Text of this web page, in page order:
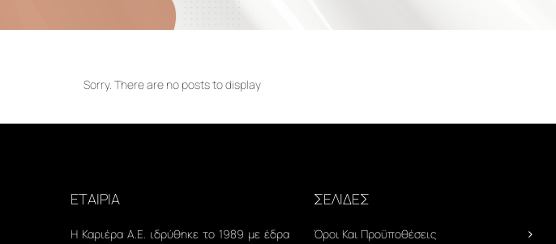
Sorry. There are no posts to display
ΕΤΑΙΡΙΑ
Η Καριέρα Α.Ε. ιδρύθηκε το 1989 με έδρα
ΣΕΛΙΔΕΣ
Όροι Και Προϋποθέσεις